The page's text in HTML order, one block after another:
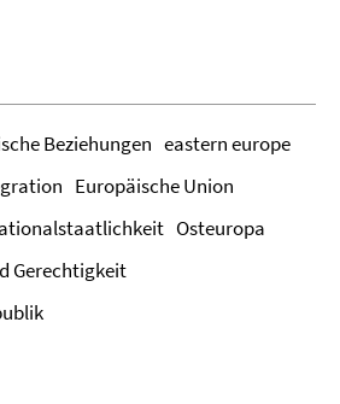
Beziehungen eastern europe
Europäische Union
Osteuropa
Gerechtigkeit